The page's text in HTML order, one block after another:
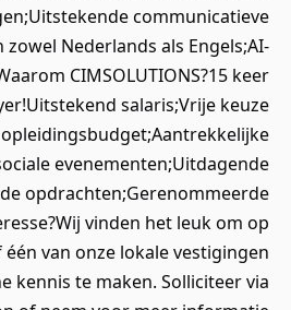
communicatieve
Nederlands als Engels;AI-
CIMSOLUTIONS?15 keer
salaris;Vrije keuze
opleidingsbudget;Aantrekkelijke
evenementen;Uitdagende
opdrachten;Gerenommeerde
vinden het leuk om op
van onze lokale vestigingen
kennis te maken. Solliciteer via